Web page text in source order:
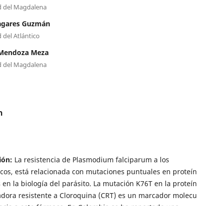
del Magdalena
Guzmán
del Atlántico
Meza
del Magdalena
La resistencia de Plasmodium falciparum a los
está rela­­cionada con mutaciones puntuales en
en la biología del parásito. La mutación K76T en la
resistente a Cloroquina (CRT) es un marcador